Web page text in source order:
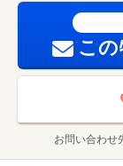
こ
お問い合わせ